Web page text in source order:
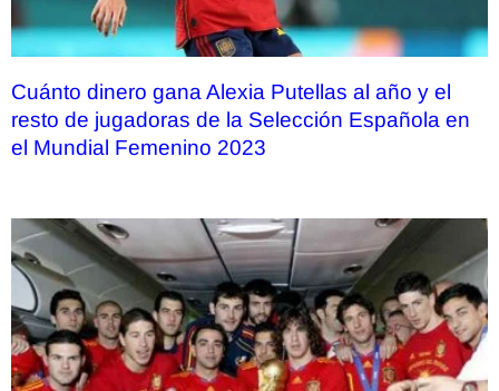
Cuánto dinero gana Alexia Putellas al año y el
resto de jugadoras de la Selección Española en
el Mundial Femenino 2023